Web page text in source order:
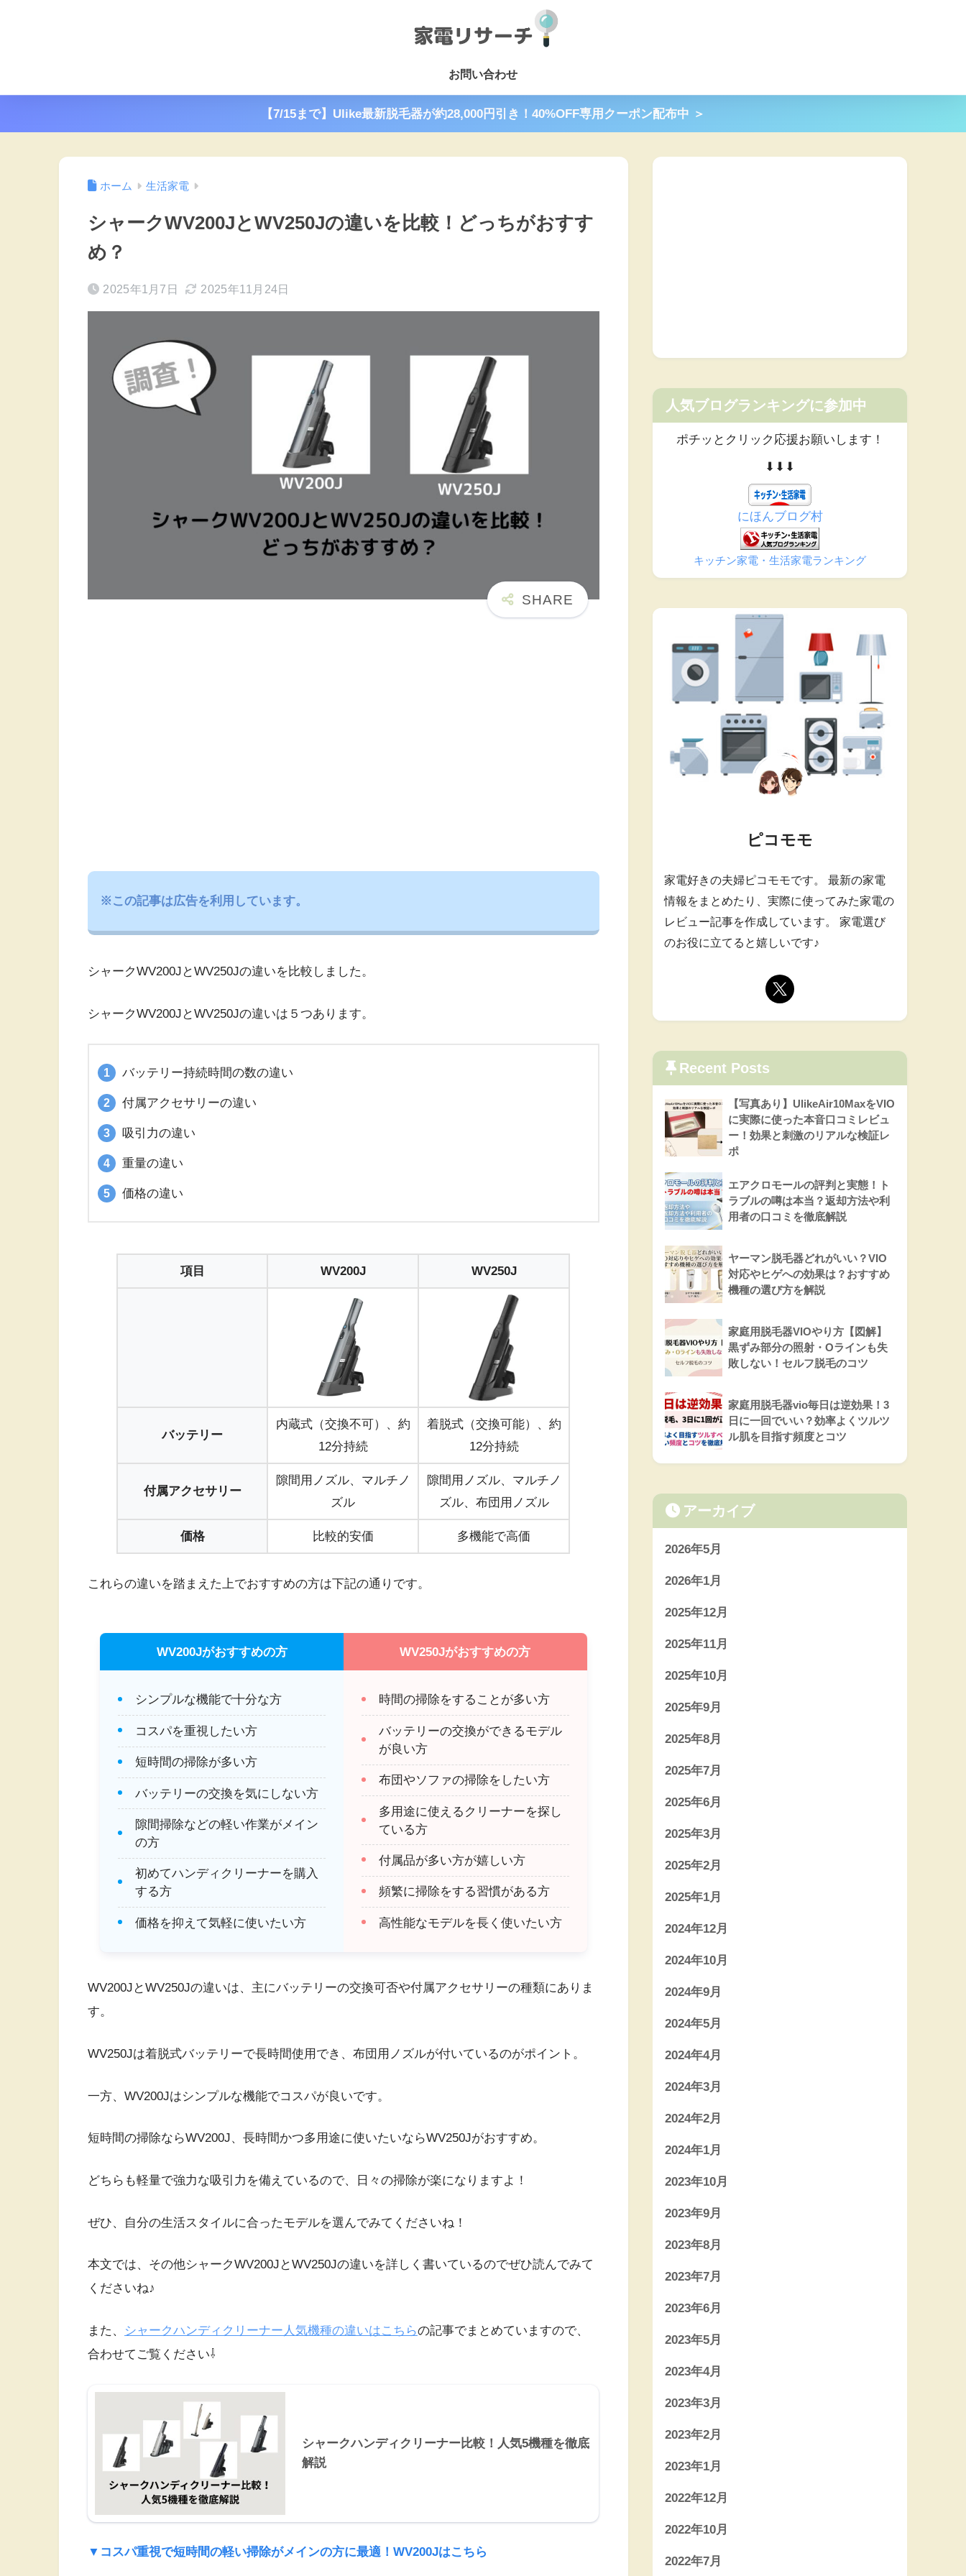
お問い合わせ
【7/15まで】Ulike最新脱毛器が約28,000円引き！40%OFF専用クーポン配布中 ＞
ホーム 生活家電
シャークWV200JとWV250Jの違いを比較！どっちがおすす
め？
2025年1月7日 2025年11月24日
※この記事は広告を利用しています。
シャークWV200JとWV250Jの違いを比較しました。
シャークWV200JとWV250Jの違いは５つあります。
バッテリー持続時間の数の違い
付属アクセサリーの違い
吸引力の違い
重量の違い
価格の違い
項目 WV200J WV250J
バッテリー
内蔵式（交換不可）、約
12分持続
着脱式（交換可能）、約
12分持続
付属アクセサリー
隙間用ノズル、マルチノ
ズル
隙間用ノズル、マルチノ
ズル、布団用ノズル
価格 比較的安価 多機能で高価
これらの違いを踏まえた上でおすすめの方は下記の通りです。
WV200Jがおすすめの方
シンプルな機能で十分な方
コスパを重視したい方
短時間の掃除が多い方
バッテリーの交換を気にしない方
隙間掃除などの軽い作業がメイン
の方
初めてハンディクリーナーを購入
する方
価格を抑えて気軽に使いたい方
WV250Jがおすすめの方
時間の掃除をすることが多い方
バッテリーの交換ができるモデル
が良い方
布団やソファの掃除をしたい方
多用途に使えるクリーナーを探し
ている方
付属品が多い方が嬉しい方
頻繁に掃除をする習慣がある方
高性能なモデルを長く使いたい方
WV200JとWV250Jの違いは、主にバッテリーの交換可否や付属アクセサリーの種類にありま
す。
WV250Jは着脱式バッテリーで長時間使用でき、布団用ノズルが付いているのがポイント。
一方、WV200Jはシンプルな機能でコスパが良いです。
短時間の掃除ならWV200J、長時間かつ多用途に使いたいならWV250Jがおすすめ。
どちらも軽量で強力な吸引力を備えているので、日々の掃除が楽になりますよ！
ぜひ、自分の生活スタイルに合ったモデルを選んでみてくださいね！
本文では、その他シャークWV200JとWV250Jの違いを詳しく書いているのでぜひ読んでみて
くださいね♪
また、 シャークハンディクリーナー人気機種の違いはこちらの記事でまとめていますので、
合わせてご覧ください⇩
シャークハンディクリーナー比較！人気5機種を徹底
解説
▼コスパ重視で短時間の軽い掃除がメインの方に最適！WV200Jはこちら
人気ブログランキングに参加中
ポチッとクリック応援お願いします！
⬇︎⬇︎⬇︎
にほんブログ村
キッチン家電・生活家電ランキング
ピコモモ
家電好きの夫婦ピコモモです。 最新の家電
情報をまとめたり、実際に使ってみた家電の
レビュー記事を作成しています。 家電選び
のお役に立てると嬉しいです♪
Recent Posts
【写真あり】UlikeAir10MaxをVIO
に実際に使った本音口コミレビュ
ー！効果と刺激のリアルな検証レ
ポ
エアクロモールの評判と実態！ト
ラブルの噂は本当？返却方法や利
用者の口コミを徹底解説
ヤーマン脱毛器どれがいい？VIO
対応やヒゲへの効果は？おすすめ
機種の選び方を解説
家庭用脱毛器VIOやり方【図解】
黒ずみ部分の照射・Oラインも失
敗しない！セルフ脱毛のコツ
家庭用脱毛器vio毎日は逆効果！3
日に一回でいい？効率よくツルツ
ル肌を目指す頻度とコツ
アーカイブ
2026年5月
2026年1月
2025年12月
2025年11月
2025年10月
2025年9月
2025年8月
2025年7月
2025年6月
2025年3月
2025年2月
2025年1月
2024年12月
2024年10月
2024年9月
2024年5月
2024年4月
2024年3月
2024年2月
2024年1月
2023年10月
2023年9月
2023年8月
2023年7月
2023年6月
2023年5月
2023年4月
2023年3月
2023年2月
2023年1月
2022年12月
2022年10月
2022年7月